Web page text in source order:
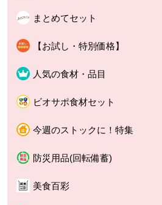
まとめてセット
【お試し・特別価格】
人気の食材・品目
ビオサポ食材セット
今週のストックに！特集
防災用品(回転備蓄)
美食百彩